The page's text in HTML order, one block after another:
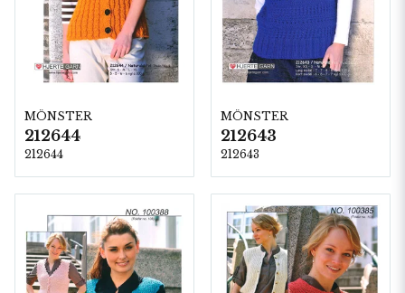
MÖNSTER
212644
212644
MÖNSTER
212643
212643